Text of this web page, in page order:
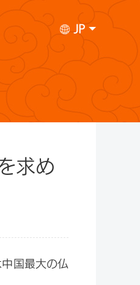
JP
求め
国最大の仏